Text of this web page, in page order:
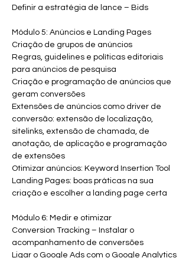
Definir a estratégia de lance – Bids
Módulo 5: Anúncios e Landing Pages
Criação de grupos de anúncios
Regras, guidelines e políticas editoriais
para anúncios de pesquisa
Criação e programação de anúncios que
geram conversões
Extensões de anúncios como driver de
conversão: extensão de localização,
sitelinks, extensão de chamada, de
anotação, de aplicação e programação
de extensões
Otimizar anúncios: Keyword Insertion Tool
Landing Pages: boas práticas na sua
criação e escolher a landing page certa
Módulo 6: Medir e otimizar
Conversion Tracking – Instalar o
acompanhamento de conversões
Ligar o Google Ads com o Google Analytics